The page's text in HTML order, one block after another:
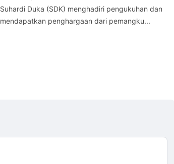
Suhardi Duka (SDK) menghadiri pengukuhan dan
mendapatkan penghargaan dari pemangku...